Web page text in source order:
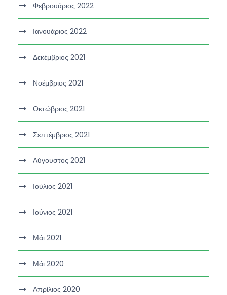
Φεβρουάριος 2022
Ιανουάριος 2022
Δεκέμβριος 2021
Νοέμβριος 2021
Οκτώβριος 2021
Σεπτέμβριος 2021
Αύγουστος 2021
Ιούλιος 2021
Ιούνιος 2021
Μάι 2021
Μάι 2020
Απρίλιος 2020